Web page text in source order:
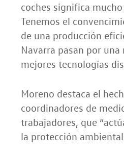
coches significa
Tenemos el
de una producción
Navarra pasan por
mejores tecnologías
Moreno destaca el
coordinadores de
trabajadores, que
la protección ambiental